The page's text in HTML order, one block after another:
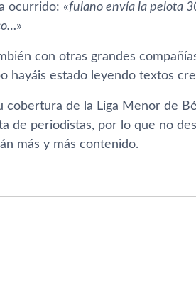
ocurrido: «fulano enví­a la pelota
»
con otras grandes
hayáis estado leyendo textos
cobertura de la Liga Menor de
de periodistas, por lo que no
más y más contenido.